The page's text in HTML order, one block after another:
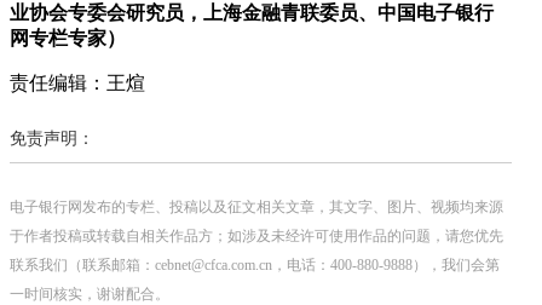
业协会专委会研究员，上海金融青联委员、 中国电子银行
网专栏专家）
责任编辑：王煊
免责声明：
电子银行网发布的专栏、投稿以及征文相关文章，其文字、图片、视频均来源
于作者投稿或转载自相关作品方；如涉及未经许可使用作品的问题，请您优先
联系我们（联系邮箱：cebnet@cfca.com.cn，电话：400-880-9888），我们会第
一时间核实，谢谢配合。